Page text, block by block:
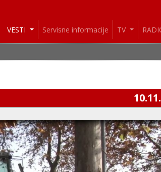
VESTI Servisne informacije TV